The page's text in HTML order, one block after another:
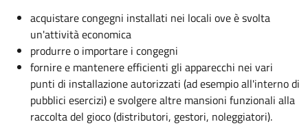
acquistare congegni installati nei locali ove è svolta
un'attività economica
produrre o importare i congegni
fornire e mantenere efficienti gli apparecchi nei vari
punti di installazione autorizzati (ad esempio all'interno di
pubblici esercizi) e svolgere altre mansioni funzionali alla
raccolta del gioco (distributori, gestori, noleggiatori).